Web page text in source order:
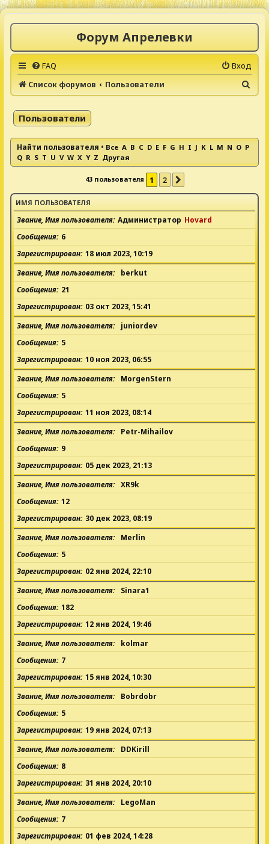
Форум Апрелевки
FAQ
Вход
Список форумов
Пользователи
о
к
Пользователи
Найти пользователя • Все A B C D E F G H I J K L M N O P
Q R S T U V W X Y Z Другая
43 пользователя 1 2
ИМЯ ПОЛЬЗОВАТЕЛЯ
Звание, Имя пользователя Администратор Hovard
Сообщения 6
Зарегистрирован 18 июл 2023, 10:19
Звание, Имя пользователя
berkut
Сообщения 21
Зарегистрирован 03 окт 2023, 15:41
Звание, Имя пользователя
juniordev
Сообщения 5
Зарегистрирован 10 ноя 2023, 06:55
Звание, Имя пользователя
MorgenStern
Сообщения 5
Зарегистрирован 11 ноя 2023, 08:14
Звание, Имя пользователя
Petr-Mihailov
Сообщения 9
Зарегистрирован 05 дек 2023, 21:13
Звание, Имя пользователя
XR9k
Сообщения 12
Зарегистрирован 30 дек 2023, 08:19
Звание, Имя пользователя
Merlin
Сообщения 5
Зарегистрирован 02 янв 2024, 22:10
Звание, Имя пользователя
Sinara1
Сообщения 182
Зарегистрирован 12 янв 2024, 19:46
Звание, Имя пользователя
kolmar
Сообщения 7
Зарегистрирован 15 янв 2024, 10:30
Звание, Имя пользователя
Bobrdobr
Сообщения 5
Зарегистрирован 19 янв 2024, 07:13
Звание, Имя пользователя
DDKirill
Сообщения 8
Зарегистрирован 31 янв 2024, 20:10
Звание, Имя пользователя
LegoMan
Сообщения 7
Зарегистрирован 01 фев 2024, 14:28